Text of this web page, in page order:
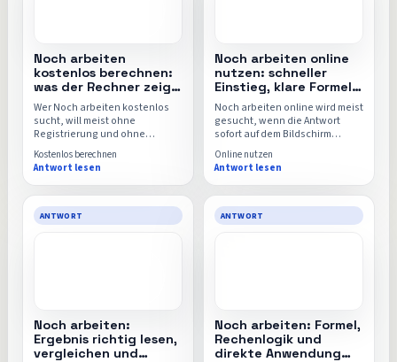
Noch arbeiten
kostenlos berechnen:
was der Rechner zeigt
und wie du startest
Wer Noch arbeiten kostenlos
sucht, will meist ohne
Registrierung und ohne
Umwege starten. Hier
bekommst du die kostenlose
Einordnung, die wichtigsten
Stellschrauben und den
direkten Weg zur Berechnung.
Kostenlos berechnen
Antwort lesen
Noch arbeiten online
nutzen: schneller
Einstieg, klare Formeln
und direkter Rechner
Noch arbeiten online wird meist
gesucht, wenn die Antwort
sofort auf dem Bildschirm
stehen soll. Diese Seite zeigt
den schnellsten Einstieg,
typische Eingaben und worauf
du trotz schneller Nutzung
achten solltest, etwa bei
Fragen wie Noch-arbeiten-
Rechner.
Online nutzen
Antwort lesen
ANTWORT
Noch arbeiten:
Ergebnis richtig lesen,
vergleichen und
ANTWORT
Noch arbeiten: Formel,
Rechenlogik und
direkte Anwendung